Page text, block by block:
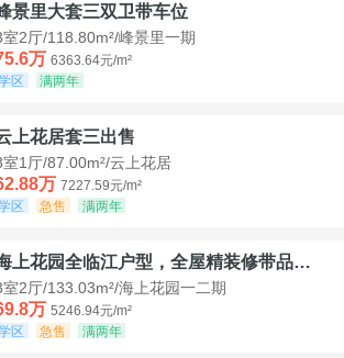
景里大套三双卫带车位
室2厅/118.80m²/峰景里一期
万 6363.64元/m²
区
满两年
上花居套三出售
室1厅/87.00m²/云上花居
万 7227.59元/m²
区
急售 满两年
海上花园全临江户型，全屋精装修带品牌家具家电，诚意出售！
室2厅/133.03m²/海上花园一二期
万 5246.94元/m²
区
急售 满两年